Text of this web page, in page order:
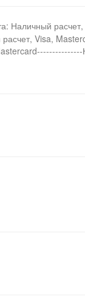
Наличный
Visa,